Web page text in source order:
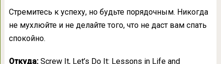
Стремитесь к успеху, но будьте порядочным. Никогда
не мухлюйте и не делайте того, что не даст вам спать
спокойно.
Откуда:Screw It, Let’s Do It: Lessons in Life and